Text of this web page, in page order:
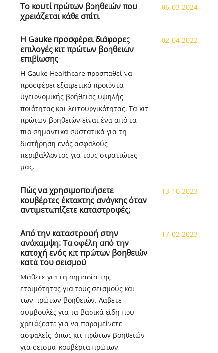
Το κουτί πρώτων βοηθειών που
χρειάζεται κάθε σπίτι
06-03-2024
Η Gauke προσφέρει διάφορες
επιλογές κιτ πρώτων βοηθειών
επιβίωσης
Η Gauke Healthcare προσπαθεί να
προσφέρει εξαιρετικά προϊόντα
υγειονομικής βοήθειας υψηλής
ποιότητας και λειτουργικότητας. Τα κιτ
πρώτων βοηθειών είναι ένα από τα
πιο σημαντικά συστατικά για τη
διατήρηση ενός ασφαλούς
περιβάλλοντος για τους στρατιώτες
μας.
02-04-2022
Πώς να χρησιμοποιήσετε
κουβέρτες έκτακτης ανάγκης όταν
αντιμετωπίζετε καταστροφές;
13-10-2023
Από την καταστροφή στην
ανάκαμψη: Τα οφέλη από την
κατοχή ενός κιτ πρώτων βοηθειών
κατά του σεισμού
Μάθετε για τη σημασία της
ετοιμότητας για τους σεισμούς και
των πρώτων βοηθειών. Λάβετε
συμβουλές για τα βασικά είδη που
χρειάζεστε για να παραμείνετε
ασφαλείς, όπως κιτ πρώτων βοηθειών
για σεισμό, κουβέρτα πρώτων
17-02-2023